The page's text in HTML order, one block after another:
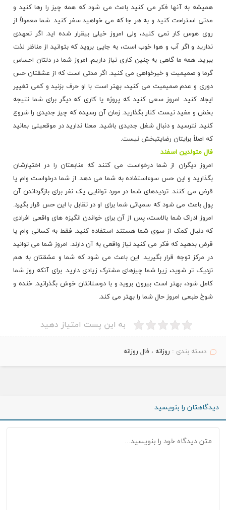
همیشه به آنها فکر می کنید باعث می شود که همه چیز را رها کنید و
مدتی استراحت کنید و به هر جا که می خواهید سفر کنید. شما معمولاً از
روی هوس کار نمی کنید، ولی امروز خیلی بیقرار شده اید. اگر تعهدی
ندارید و اگر آب و هوا خوب است، به جایی بروید که بتوانید از مناظر لذت
ببرید. همه ما گاهی به چنین کاری نیاز داریم. امروز شما در دلتان احساس
گرما و صمیمیت و خیرخواهی می کنید. اگر مدتی است که از عشقتان حس
دوری و عدم صمیمیت می کنید، بهتر است با او حرف بزنید و کمی تغییر
ایجاد کنید. امروز سعی کنید که پروژه یا کاری که دیگر برای شما نتیجه
بخش و مفید نیست کنار بگذارید. زمان آن رسیده که چیز جدیدی را شروع
کنید. نترسید و دنبال شغل جدیدی باشید. معنا ندارید در موقعیتی بمانید
که اصلاً برایتان رضایتبخش نیست.
فال متولدین اسفند
امروز دیگران از شما درخواست می کنند که منابعتان را در اختیارشان
بگذارید و این حس سوءاستفاده به شما می دهد. از شما درخواست وام یا
قرض می کنند. تردیدهای شما در مورد توانایی یک نفر برای بازگرداندن آن
پول باعث می شود که سمپاتی شما برای او در تقابل با این حس قرار بگیرد.
امروز ادراک شما بالاست، پس از آن برای خواندن انگیزه های واقعی افرادی
که دنبال کمک از سوی شما هستند استفاده کنید. فقط به کسانی وام یا
قرض بدهید که فکر می کنید نیاز واقعی به آن دارند. امروز شما می توانید
در مرکز توجه قرار بگیرید. این باعث می شود که شما و عشقتان به هم
نزدیک تر شوید، زیرا شما چیزهای مشترک زیادی دارید. برای آنکه روز شما
کامل شود، بهتر است بیرون بروید و با دوستانتان خوش بگذرانید. خنده و
شوخ طبعی امروز حال شما را بهتر می کند.
به این پست امتیاز دهید
دسته بندی : روزانه ، فال روزانه
دیدگاهتان را بنویسید